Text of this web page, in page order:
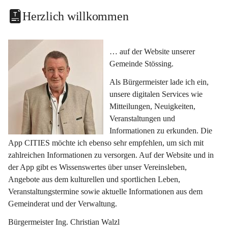
Herzlich willkommen
… auf der Website unserer
Gemeinde Stössing.
Als Bürgermeister lade ich ein,
unsere digitalen Services wie
Mitteilungen, Neuigkeiten,
Veranstaltungen und
Informationen zu erkunden. Die
App CITIES möchte ich ebenso sehr empfehlen, um sich mit
zahlreichen Informationen zu versorgen. Auf der Website und in
der App gibt es Wissenswertes über unser Vereinsleben,
Angebote aus dem kulturellen und sportlichen Leben,
Veranstaltungstermine sowie aktuelle Informationen aus dem
Gemeinderat und der Verwaltung.
Bürgermeister Ing. Christian Walzl